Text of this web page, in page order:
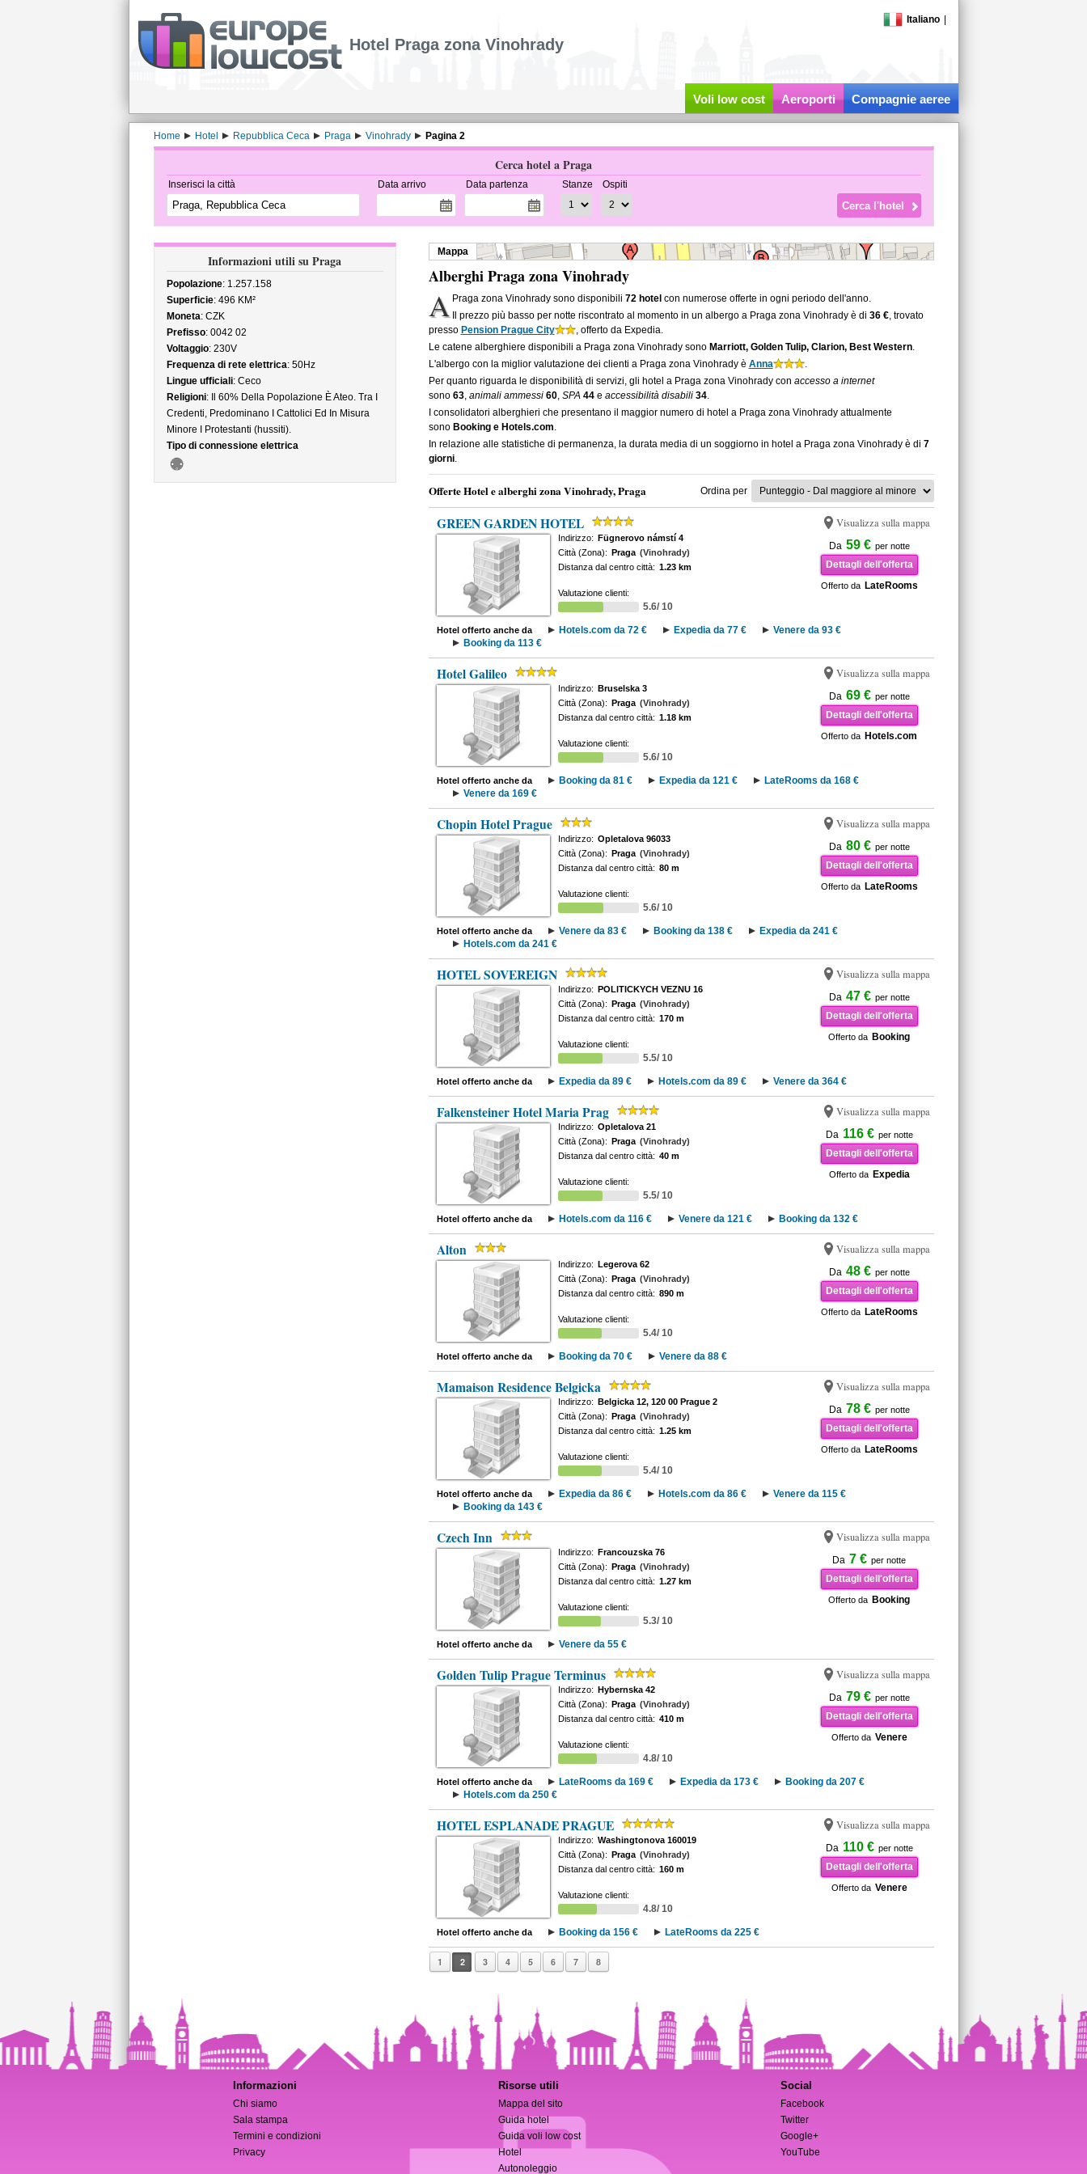
Italiano
Hotel Praga zona Vinohrady
Voli low cost Aeroporti Compagnie aeree
Home Hotel Repubblica Ceca Praga Vinohrady Pagina 2
Cerca hotel a Praga
Inserisci la città Data arrivo Data partenza Stanze Ospiti
Informazioni utili su Praga
Popolazione: 1.257.158
Superficie: 496 KM²
Moneta: CZK
Prefisso: 0042 02
Voltaggio: 230V
Frequenza di rete elettrica: 50Hz
Lingue ufficiali: Ceco
Religioni: Il 60% Della Popolazione È Ateo. Tra I
Credenti, Predominano I Cattolici Ed In Misura
Minore I Protestanti (hussiti).
Tipo di connessione elettrica
Mappa
Alberghi Praga zona Vinohrady
A Praga zona Vinohrady sono disponibili72 hotel con numerose offerte in ogni periodo dell'anno.
Il prezzo più basso per notte riscontrato al momento in un albergo a Praga zona Vinohrady è di36 €, trovato
presso Pension Prague City
, offerto da Expedia.
Le catene alberghiere disponibili a Praga zona Vinohrady sono Marriott, Golden Tulip, Clarion, Best Western.
L'albergo con la miglior valutazione dei clienti a Praga zona Vinohrady è Anna
.
Per quanto riguarda le disponibilità di servizi, gli hotel a Praga zona Vinohrady con accesso a internet
sono 63, animali ammessi 60, SPA 44e accessibilità disabili 34.
I consolidatori alberghieri che presentano il maggior numero di hotel a Praga zona Vinohrady attualmente
sono Booking e Hotels.com.
In relazione alle statistiche di permanenza, la durata media di un soggiorno in hotel a Praga zona Vinohrady è di 7
giorni.
Offerte Hotel e alberghi zona Vinohrady, Praga Ordina per
GREEN GARDEN HOTEL Visualizza sulla mappa
Da 59 € per notte
Dettagli dell'offerta
Offerto da LateRooms
Indirizzo: Fügnerovo námstí 4
Città (Zona): Praga (Vinohrady)
Distanza dal centro città: 1.23 km
Valutazione clienti:
5.6/ 10
Hotel offerto anche da Hotels.com da 72 € Expedia da 77 €
Venere da 93 €
Booking da 113 €
Hotel Galileo Visualizza sulla mappa
Da 69 € per notte
Dettagli dell'offerta
Offerto da Hotels.com
Indirizzo: Bruselska 3
Città (Zona): Praga (Vinohrady)
Distanza dal centro città: 1.18 km
Valutazione clienti:
5.6/ 10
Hotel offerto anche da Booking da 81 € Expedia da 121 €
LateRooms da 168 €
Venere da 169 €
Chopin Hotel Prague Visualizza sulla mappa
Da 80 € per notte
Dettagli dell'offerta
Offerto da LateRooms
Indirizzo: Opletalova 96033
Città (Zona): Praga (Vinohrady)
Distanza dal centro città: 80 m
Valutazione clienti:
5.6/ 10
Hotel offerto anche da Venere da 83 € Booking da 138 €
Expedia da 241 €
Hotels.com da 241 €
HOTEL SOVEREIGN Visualizza sulla mappa
Da 47 € per notte
Dettagli dell'offerta
Offerto da Booking
Indirizzo: POLITICKYCH VEZNU 16
Città (Zona): Praga (Vinohrady)
Distanza dal centro città: 170 m
Valutazione clienti:
5.5/ 10
Hotel offerto anche da Expedia da 89 € Hotels.com da 89 € Venere da 364 €
Falkensteiner Hotel Maria Prag Visualizza sulla mappa
Da 116 € per notte
Dettagli dell'offerta
Offerto da Expedia
Indirizzo: Opletalova 21
Città (Zona): Praga (Vinohrady)
Distanza dal centro città: 40 m
Valutazione clienti:
5.5/ 10
Hotel offerto anche da Hotels.com da 116 € Venere da 121 € Booking da 132 €
Alton Visualizza sulla mappa
Da 48 € per notte
Dettagli dell'offerta
Offerto da LateRooms
Indirizzo: Legerova 62
Città (Zona): Praga (Vinohrady)
Distanza dal centro città: 890 m
Valutazione clienti:
5.4/ 10
Hotel offerto anche da Booking da 70 € Venere da 88 €
Mamaison Residence Belgicka Visualizza sulla mappa
Da 78 € per notte
Dettagli dell'offerta
Offerto da LateRooms
Indirizzo: Belgicka 12, 120 00 Prague 2
Città (Zona): Praga (Vinohrady)
Distanza dal centro città: 1.25 km
Valutazione clienti:
5.4/ 10
Hotel offerto anche da Expedia da 86 € Hotels.com da 86 €
Venere da 115 €
Booking da 143 €
Czech Inn Visualizza sulla mappa
Da 7 € per notte
Dettagli dell'offerta
Offerto da Booking
Indirizzo: Francouzska 76
Città (Zona): Praga (Vinohrady)
Distanza dal centro città: 1.27 km
Valutazione clienti:
5.3/ 10
Hotel offerto anche da Venere da 55 €
Golden Tulip Prague Terminus Visualizza sulla mappa
Da 79 € per notte
Dettagli dell'offerta
Offerto da Venere
Indirizzo: Hybernska 42
Città (Zona): Praga (Vinohrady)
Distanza dal centro città: 410 m
Valutazione clienti:
4.8/ 10
Hotel offerto anche da LateRooms da 169 € Expedia da 173 €
Booking da 207 €
Hotels.com da 250 €
HOTEL ESPLANADE PRAGUE Visualizza sulla mappa
Da 110 € per notte
Dettagli dell'offerta
Offerto da Venere
Indirizzo: Washingtonova 160019
Città (Zona): Praga (Vinohrady)
Distanza dal centro città: 160 m
Valutazione clienti:
4.8/ 10
Hotel offerto anche da Booking da 156 € LateRooms da 225 €
1 2 3 4 5 6 7 8
Informazioni
Chi siamo
Sala stampa
Termini e condizioni
Privacy
Risorse utili
Mappa del sito
Guida hotel
Guida voli low cost
Hotel
Autonoleggio
Social
Facebook
Twitter
Google+
YouTube